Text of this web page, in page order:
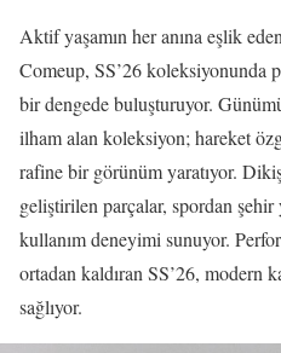
Aktif yaşamın her anına eşlik
Comeup, SS’26 koleksiyonunda
bir dengede buluşturuyor.
ilham alan koleksiyon; hareket
rafine bir görünüm yaratıyor.
geliştirilen parçalar, spordan
kullanım deneyimi sunuyor.
ortadan kaldıran SS’26, modern
sağlıyor.